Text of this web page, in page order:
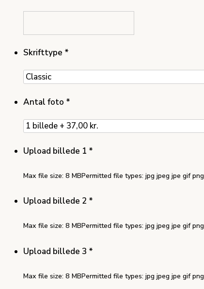
Skrifttype *
Antal foto *
Upload billede 1 *
Max file size: 8 MBPermitted file types: jpg jpeg jpe gif png
Upload billede 2 *
Max file size: 8 MBPermitted file types: jpg jpeg jpe gif png
Upload billede 3 *
Max file size: 8 MBPermitted file types: jpg jpeg jpe gif png